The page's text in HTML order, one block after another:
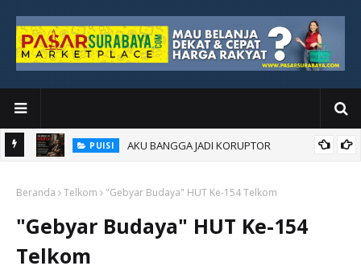
PUISI AKU BANGGA JADI KORUPTOR
Beranda Telkom "Gebyar Budaya" HUT Ke-154 Telkom
"Gebyar Budaya" HUT Ke-154
Telkom